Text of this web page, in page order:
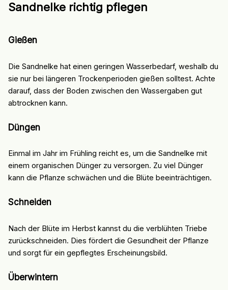
Sandnelke richtig pflegen
Gießen
Die Sandnelke hat einen geringen Wasserbedarf, weshalb du
sie nur bei längeren Trockenperioden gießen solltest. Achte
darauf, dass der Boden zwischen den Wassergaben gut
abtrocknen kann.
Düngen
Einmal im Jahr im Frühling reicht es, um die Sandnelke mit
einem organischen Dünger zu versorgen. Zu viel Dünger
kann die Pflanze schwächen und die Blüte beeinträchtigen.
Schneiden
Nach der Blüte im Herbst kannst du die verblühten Triebe
zurückschneiden. Dies fördert die Gesundheit der Pflanze
und sorgt für ein gepflegtes Erscheinungsbild.
Überwintern